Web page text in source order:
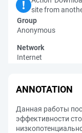
site from
Group
Anonymous
Network
Internet
ANNOTATION
Данная работы
эффективности